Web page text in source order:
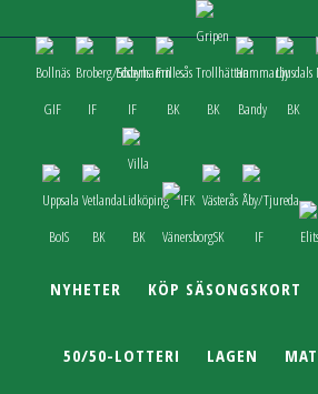
NYHETER KÖP SÄSONGSKORT
50/50-LOTTERI LAGEN